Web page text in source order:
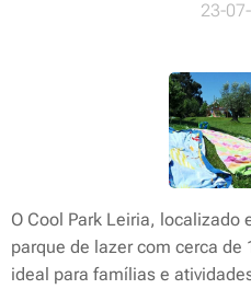
23-
O Cool Park Leiria, localizado
parque de lazer com cerca de
ideal para famílias e